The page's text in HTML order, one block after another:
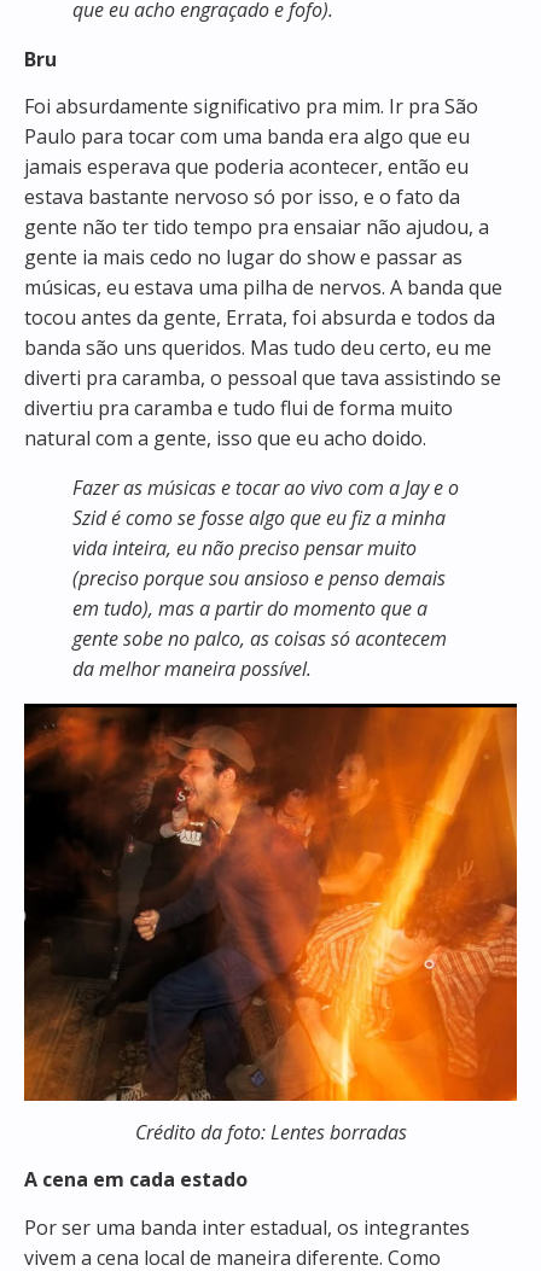
que eu acho engraçado e fofo).
Bru
Foi absurdamente significativo pra mim. Ir pra São
Paulo para tocar com uma banda era algo que eu
jamais esperava que poderia acontecer, então eu
estava bastante nervoso só por isso, e o fato da
gente não ter tido tempo pra ensaiar não ajudou, a
gente ia mais cedo no lugar do show e passar as
músicas, eu estava uma pilha de nervos. A banda que
tocou antes da gente, Errata, foi absurda e todos da
banda são uns queridos. Mas tudo deu certo, eu me
diverti pra caramba, o pessoal que tava assistindo se
divertiu pra caramba e tudo flui de forma muito
natural com a gente, isso que eu acho doido.
Fazer as músicas e tocar ao vivo com a Jay e o
Szid é como se fosse algo que eu fiz a minha
vida inteira, eu não preciso pensar muito
(preciso porque sou ansioso e penso demais
em tudo), mas a partir do momento que a
gente sobe no palco, as coisas só acontecem
da melhor maneira possível.
Crédito da foto: Lentes borradas
A cena em cada estado
Por ser uma banda inter estadual, os integrantes
vivem a cena local de maneira diferente. Como